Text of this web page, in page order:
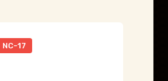
NC-17